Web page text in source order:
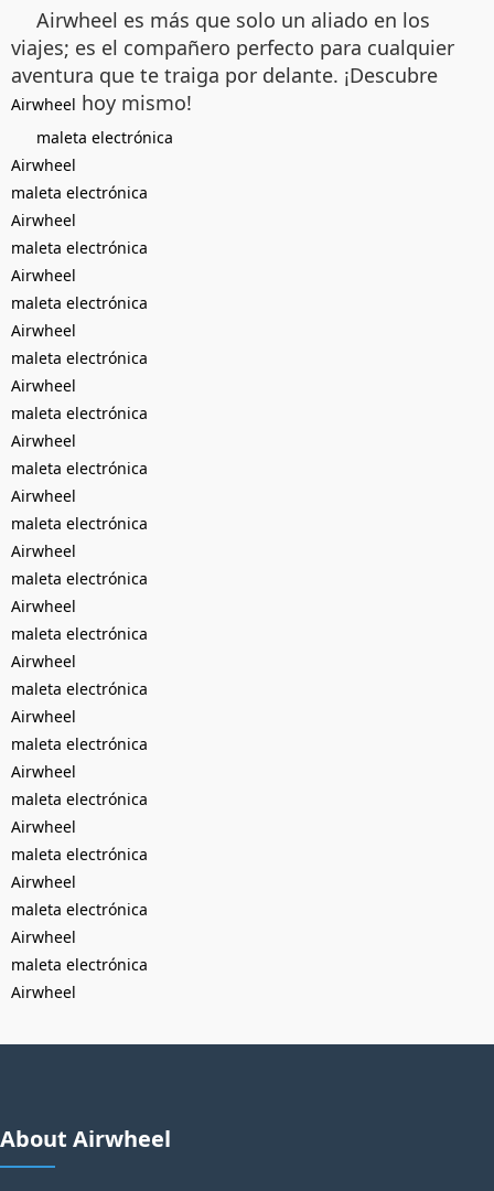
Airwheel es más que solo un aliado en los
viajes; es el compañero perfecto para cualquier
aventura que te traiga por delante. ¡Descubre
Airwheel hoy mismo!
maleta electrónica
Airwheel
maleta electrónica
Airwheel
maleta electrónica
Airwheel
maleta electrónica
Airwheel
maleta electrónica
Airwheel
maleta electrónica
Airwheel
maleta electrónica
Airwheel
maleta electrónica
Airwheel
maleta electrónica
Airwheel
maleta electrónica
Airwheel
maleta electrónica
Airwheel
maleta electrónica
Airwheel
maleta electrónica
Airwheel
maleta electrónica
Airwheel
maleta electrónica
Airwheel
maleta electrónica
Airwheel
About Airwheel